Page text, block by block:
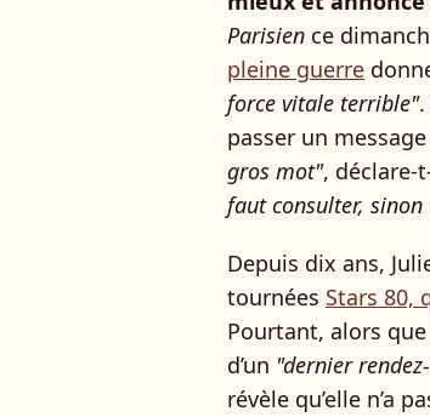
Parisien ce
pleine guerre
force vitale terrible"
passer un
gros mot", déclare-
faut consulter,
Depuis dix ans,
tournées Stars 80,
Pourtant, alors que
d’un "dernier
révèle qu’elle n’a